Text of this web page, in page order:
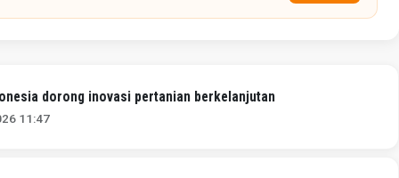
dorong inovasi pertanian berkelanjutan
11:47